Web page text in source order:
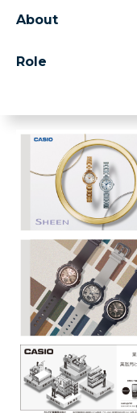
About
Role